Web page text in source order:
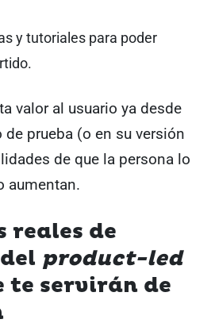
y tutoriales para poder
valor al usuario ya desde
prueba (o en su versión
de que la persona lo
aumentan.
reales de
product-led
te servirán de